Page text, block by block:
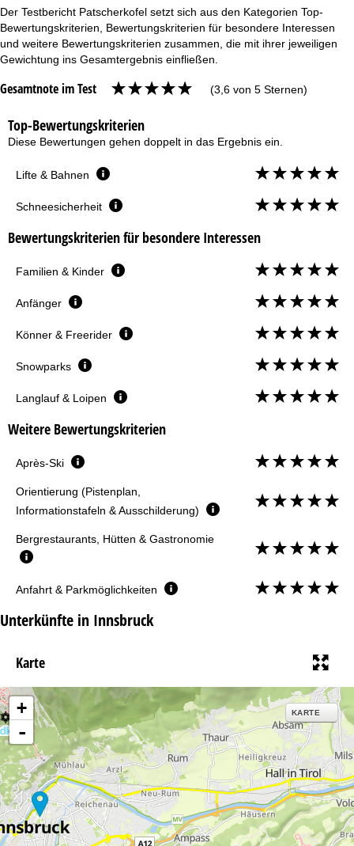
Der Testbericht Patscherkofel setzt sich aus den Kategorien Top-
Bewertungskriterien, Bewertungskriterien für besondere Interessen
und weitere Bewertungskriterien zusammen, die mit ihrer jeweiligen
Gewichtung ins Gesamtergebnis einfließen.
Gesamtnote im Test (3,6 von 5 Sternen)
Top-Bewertungskriterien
Diese Bewertungen gehen doppelt in das Ergebnis ein.
Lifte & Bahnen
Schneesicherheit
Bewertungskriterien für besondere Interessen
Familien & Kinder
Anfänger
Könner & Freerider
Snowparks
Langlauf & Loipen
Weitere Bewertungskriterien
Après-Ski
Orientierung (Pistenplan,
Informationstafeln & Ausschilderung)
Bergrestaurants, Hütten & Gastronomie
Anfahrt & Parkmöglichkeiten
Unterkünfte in Innsbruck
Karte
+
-
KARTE